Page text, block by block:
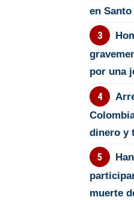
en
por una
dinero y
muerte